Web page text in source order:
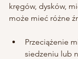
kręgów, dysków,
może mieć różne
Przeciążenie
siedzeniu lub